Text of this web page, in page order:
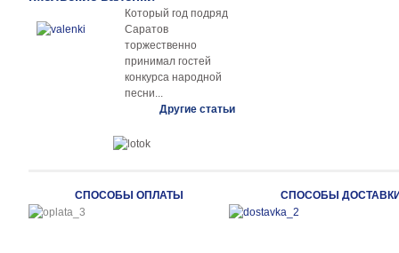
Который год подряд
Саратов
торжественно
принимал гостей
конкурса народной
песни...
Другие статьи
СПОСОБЫ ОПЛАТЫ СПОСОБЫ